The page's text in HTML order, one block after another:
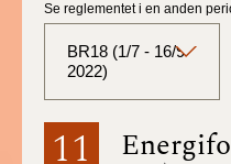
11
Se reglementet i en anden
BR18 (1/7 - 16/9
2022)
BR18 (Aktuelt)